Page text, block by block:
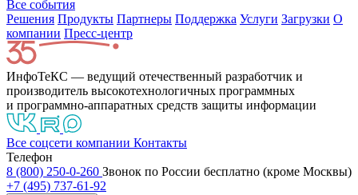
Все события
Решения Продукты Партнeры Поддержка Услуги Загрузки О
компании Пресс-центр
ИнфоТеКС — ведущий отечественный разработчик и
производитель высокотехнологичных программных
и программно-аппаратных средств защиты информации
Все соцсети компании Контакты
Телефон
8 (800) 250-0-260 Звонок по России бесплатно (кроме Москвы)
+7 (495) 737-61-92